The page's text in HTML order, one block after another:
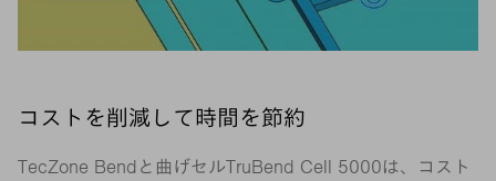
コストを削減して時間を節約
TecZone Bendと曲げセルTruBend Cell 5000は、コスト